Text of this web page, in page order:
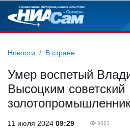
Новости В стране
Умер воспетый
Высоцким советский
11 июля 2024 09:29 3883